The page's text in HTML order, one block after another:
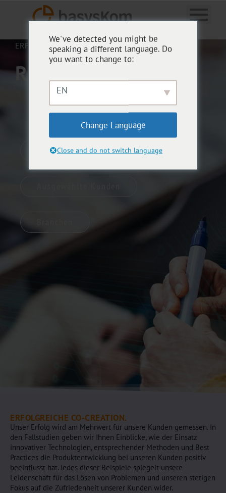
ERFOLGREICHE CO-CREATION.
REFERENZEN
Beispiele für unsere Arbeit
ERFOLGREICHE CO-CREATION.
Unser Erfolg wird am Mehrwert für unsere Kunden gemessen. In
den Fallstudien geben wir Ihnen Einblicke, wie der Einsatz
innovativer Technologien, entsprechender Methoden und Best
Practices die Produktentwicklung bei unseren Kunden positiv
beeinflusst hat. Jedes dieser Beispiele spiegelt unsere
Leidenschaft für das Lösen von Problemen und unseren stetigen
Fokus auf die Zufriedenheit unserer Kunden wider.
We've detected you might be
speaking a different language. Do
you want to change to:
EN
Change Language
Close and do not switch language